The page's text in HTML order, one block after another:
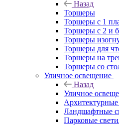
Назад
Торшеры
Торшеры с 1
Торшеры с 2 и
Торшеры
Торшеры для
Торшеры на
Торшеры со
Уличное освещение
Назад
Уличное
Ландшафтные
Парковые